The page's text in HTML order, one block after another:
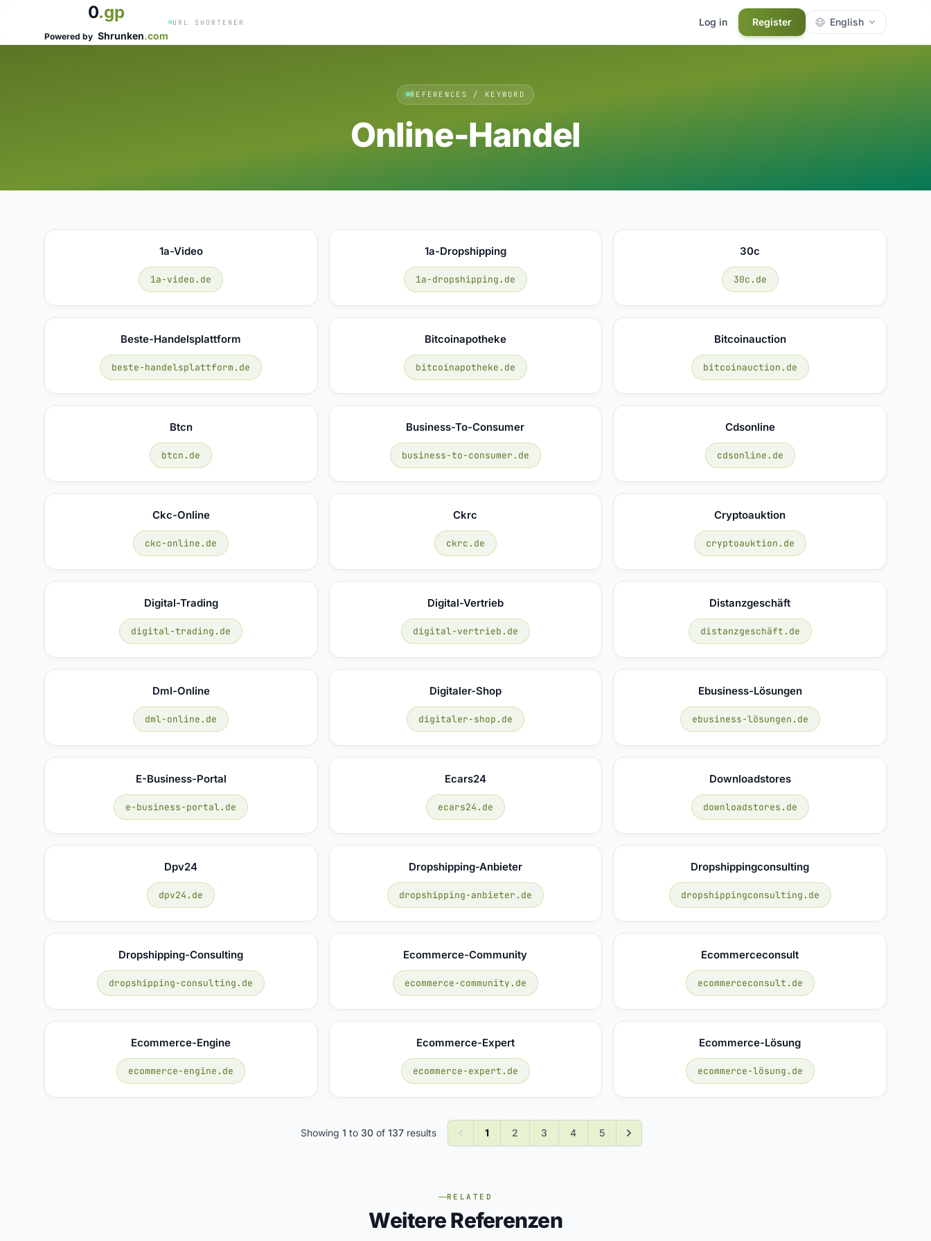
0.gp
Powered by Shrunken.com
URL SHORTENER Log in Register English
REFERENCES / KEYWORD
Online-Handel
1a-Video
1a-video.de
1a-Dropshipping
1a-dropshipping.de
30c
30c.de
Beste-Handelsplattform
beste-handelsplattform.de
Bitcoinapotheke
bitcoinapotheke.de
Bitcoinauction
bitcoinauction.de
Btcn
btcn.de
Business-To-Consumer
business-to-consumer.de
Cdsonline
cdsonline.de
Ckc-Online
ckc-online.de
Ckrc
ckrc.de
Cryptoauktion
cryptoauktion.de
Digital-Trading
digital-trading.de
Digital-Vertrieb
digital-vertrieb.de
Distanzgeschäft
distanzgeschäft.de
Dml-Online
dml-online.de
Digitaler-Shop
digitaler-shop.de
Ebusiness-Lösungen
ebusiness-lösungen.de
E-Business-Portal
e-business-portal.de
Ecars24
ecars24.de
Downloadstores
downloadstores.de
Dpv24
dpv24.de
Dropshipping-Anbieter
dropshipping-anbieter.de
Dropshippingconsulting
dropshippingconsulting.de
Dropshipping-Consulting
dropshipping-consulting.de
Ecommerce-Community
ecommerce-community.de
Ecommerceconsult
ecommerceconsult.de
Ecommerce-Engine
ecommerce-engine.de
Ecommerce-Expert
ecommerce-expert.de
Ecommerce-Lösung
ecommerce-lösung.de
Showing 1 to 30of 137results 1 2 3 4 5
RELATED
Weitere Referenzen